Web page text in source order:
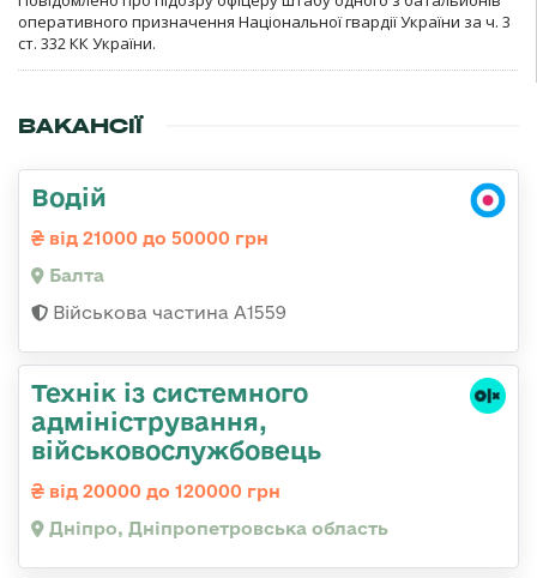
оперативного призначення Національної гвардії України за ч. 3
ст. 332 КК України.
ВАКАНСІЇ
Водій
від 21000 до 50000 грн
Балта
Військова частина А1559
Технік із системного
адміністрування,
військовослужбовець
від 20000 до 120000 грн
Дніпро, Дніпропетровська область